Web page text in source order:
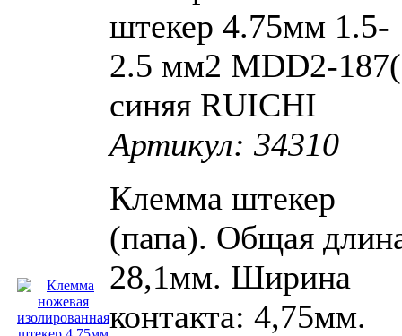
штекер 4.75мм 1.5-
2.5 мм2 MDD2-
синяя RUICHI
Артикул: 34310
Клемма штекер
(папа). Общая
28,1мм. Ширина
контакта: 4,75мм.